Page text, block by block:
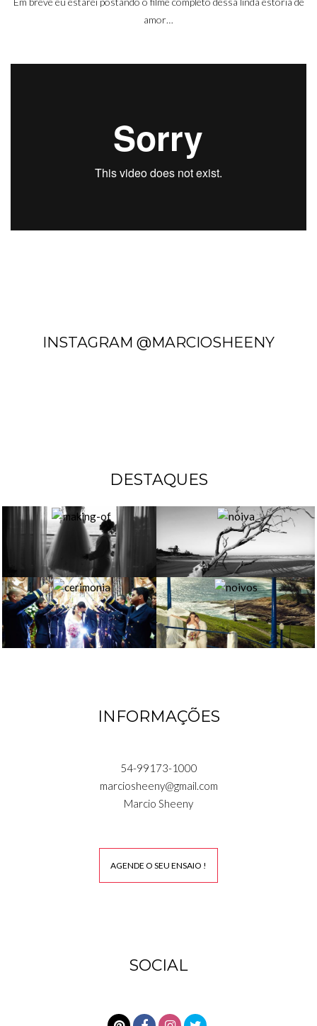
amor…
INSTAGRAM @MARCIOSHEENY
DESTAQUES
INFORMAÇÕES
54-99173-1000
marciosheeny@gmail.com
Marcio Sheeny
AGENDE O SEU ENSAIO !
SOCIAL